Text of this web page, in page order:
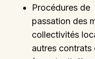
Procédures de
passation des
collectivités
autres contrats